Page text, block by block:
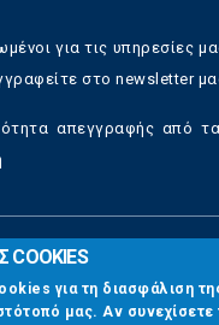
για τις υπηρεσίες
στο newsletter
απεγγραφής από
COOKIES
για τη διασφάλιση
μας. Αν